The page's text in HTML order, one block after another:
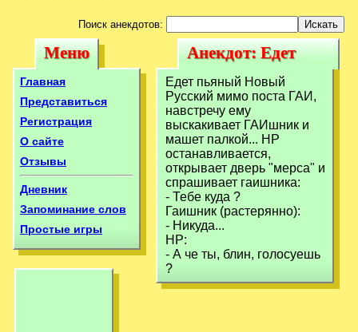
Поиск анекдотов:
Меню
Меню
Главная
Представиться
Регистрация
О сайте
Отзывы
Дневник
Запоминание слов
Простые игры
Анекдот: Едет
пьяный Новый
Русский мимо
поста
Анекдот: Едет
пьяный Новый
Русский мимо
поста
Едет пьяный Новый
Русский мимо поста ГАИ,
навстречу ему
выскакивает ГАИшник и
машет палкой... НР
останавливается,
открывает дверь "мерса" и
спрашивает гаишника:
- Тебе куда ?
Гаишник (растерянно):
- Никуда...
НР:
- А че ты, блин, голосуешь
?